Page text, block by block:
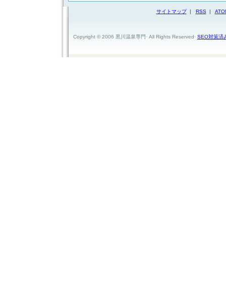
サイトマップ| RSS|
Copyright © 2006 黒川温泉専門· All Rights Reserved· SEO対策済